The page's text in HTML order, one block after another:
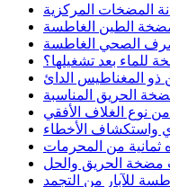
المضخات المركزية
الطين الغاطسة
الصحي الغاطسة
للماء بعد تشغيلها؟
الحريق المناسبة
ثمانية من المحرمات
مضخة الحريق والحل
للآبار من التجمد